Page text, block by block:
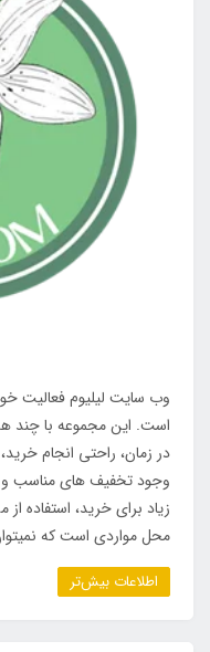
است. این مجموعه با چند
در زمان، راحتی انجام
وجود تخفیف های مناسب و
زیاد برای خرید، استفاده
محل مواردی است که
اطلاعات بیش‌تر